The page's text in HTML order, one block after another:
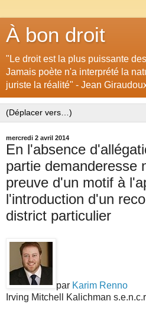
À bon droit
"Le droit est la plus puissante
Jamais poète n'a interprété la
juriste la réalité" - Jean
mercredi 2 avril 2014
En l'absence
partie demanderesse
preuve d'un motif à
l'introduction d'un
district particulier
par Karim Renno
Irving Mitchell Kalichman